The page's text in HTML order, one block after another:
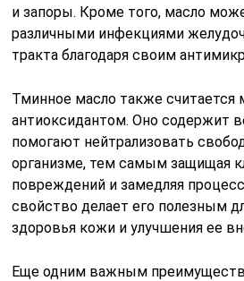
и запоры. Кроме того, масло
различными инфекциями
тракта благодаря своим
Тминное масло также
антиоксидантом. Оно содержит
помогают нейтрализовать
организме, тем самым защищая
повреждений и замедляя
свойство делает его полезным
здоровья кожи и улучшения ее
Еще одним важным